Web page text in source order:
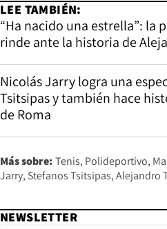
LEE TAMBIÉN:
“Ha nacido una estrella”: la
rinde ante la historia de
Nicolás Jarry logra una
Tsitsipas y también hace
de Roma
Más sobre: Tenis Polideportivo
Jarry Stefanos Tsitsipas Alejandro
NEWSLETTER